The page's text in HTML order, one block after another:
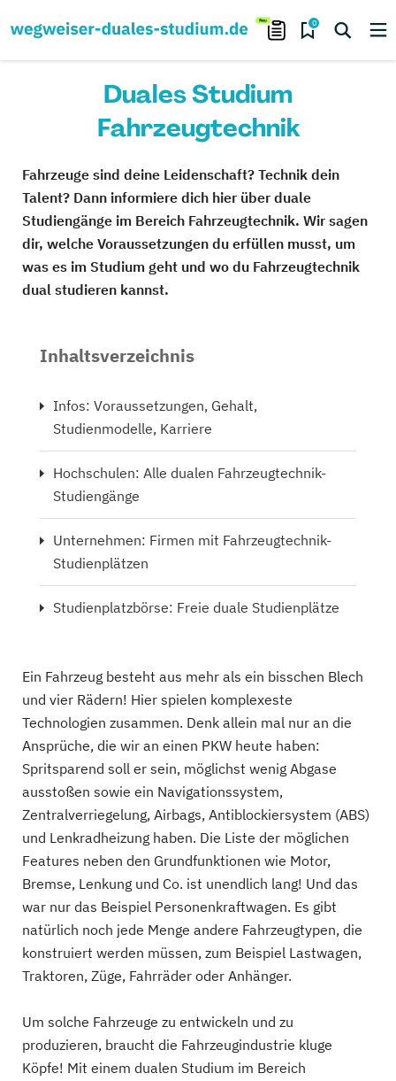
0
Duales Studium
Fahrzeugtechnik
Fahrzeuge sind deine Leidenschaft? Technik dein
Talent? Dann informiere dich hier über duale
Studiengänge im Bereich Fahrzeugtechnik. Wir sagen
dir, welche Voraussetzungen du erfüllen musst, um
was es im Studium geht und wo du Fahrzeugtechnik
dual studieren kannst.
Inhaltsverzeichnis
Infos: Voraussetzungen, Gehalt,
Studienmodelle, Karriere
Hochschulen: Alle dualen Fahrzeugtechnik-
Studiengänge
Unternehmen: Firmen mit Fahrzeugtechnik-
Studienplätzen
Studienplatzbörse: Freie duale Studienplätze
Ein Fahrzeug besteht aus mehr als ein bisschen Blech
und vier Rädern! Hier spielen komplexeste
Technologien zusammen. Denk allein mal nur an die
Ansprüche, die wir an einen PKW heute haben:
Spritsparend soll er sein, möglichst wenig Abgase
ausstoßen sowie ein Navigationssystem,
Zentralverriegelung, Airbags, Antiblockiersystem (ABS)
und Lenkradheizung haben. Die Liste der möglichen
Features neben den Grundfunktionen wie Motor,
Bremse, Lenkung und Co. ist unendlich lang! Und das
war nur das Beispiel Personenkraftwagen. Es gibt
natürlich noch jede Menge andere Fahrzeugtypen, die
konstruiert werden müssen, zum Beispiel Lastwagen,
Traktoren, Züge, Fahrräder oder Anhänger.
Um solche Fahrzeuge zu entwickeln und zu
produzieren, braucht die Fahrzeugindustrie kluge
Köpfe! Mit einem dualen Studium im Bereich